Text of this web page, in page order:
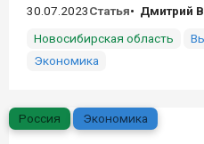
30.07.2023Статья
Дмитрий
Новосибирская область
Экономика
Россия Экономика